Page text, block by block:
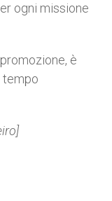
ogni missione
è
tempo